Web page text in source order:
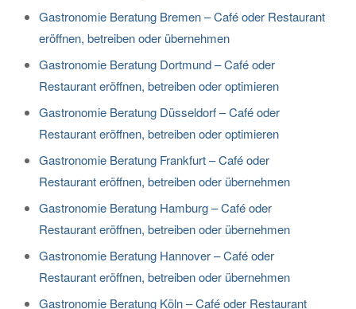
Gastronomie Beratung Bremen – Café oder Restaurant
eröffnen, betreiben oder übernehmen
Gastronomie Beratung Dortmund – Café oder
Restaurant eröffnen, betreiben oder optimieren
Gastronomie Beratung Düsseldorf – Café oder
Restaurant eröffnen, betreiben oder optimieren
Gastronomie Beratung Frankfurt – Café oder
Restaurant eröffnen, betreiben oder übernehmen
Gastronomie Beratung Hamburg – Café oder
Restaurant eröffnen, betreiben oder übernehmen
Gastronomie Beratung Hannover – Café oder
Restaurant eröffnen, betreiben oder übernehmen
Gastronomie Beratung Köln – Café oder Restaurant